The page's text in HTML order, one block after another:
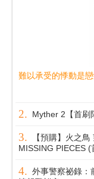
難以承受的悸動是
Myther 2【首刷
【預購】火之
MISSING PIECES
外事警察祕錄：